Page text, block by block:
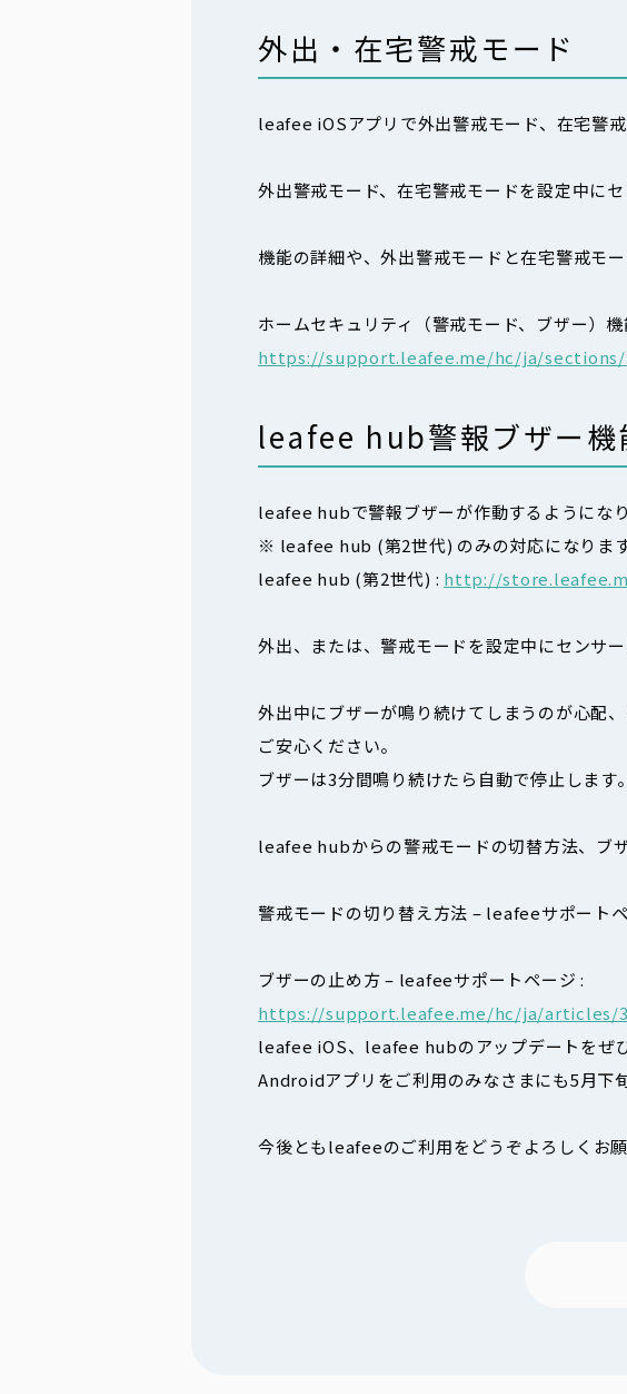
外出・在宅警戒モード
leafee iOSアプリで外出警戒モード、在宅警
外出警戒モード、在宅警戒モードを設定中に
機能の詳細や、外出警戒モードと在宅警戒モ
ホームセキュリティ（警戒モード、ブザー）
https://support.leafee.me/hc/ja/sections/
leafee hub警報ブザー機
leafee hubで警報ブザーが作動するようになり
※ leafee hub (第2世代) のみの対応になります
leafee hub (第2世代) : http://
外出、または、警戒モードを設定中にセンサ
外出中にブザーが鳴り続けてしまうのが心配
ご安心ください。
ブザーは3分間鳴り続けたら自動で停止します。
leafee hubからの警戒モードの切替方法、ブ
警戒モードの切り替え方法 – leafeeサポート
ブザーの止め方 – leafeeサポートページ :
https://support.leafee.me/hc/ja/articles/
leafee iOS、leafee hubのアップデートをぜ
Androidアプリをご利用のみなさまにも5月下
今後ともleafeeのご利用をどうぞよろしくお願